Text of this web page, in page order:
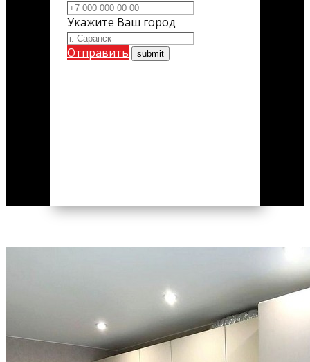
Укажите Ваш город
Отправить